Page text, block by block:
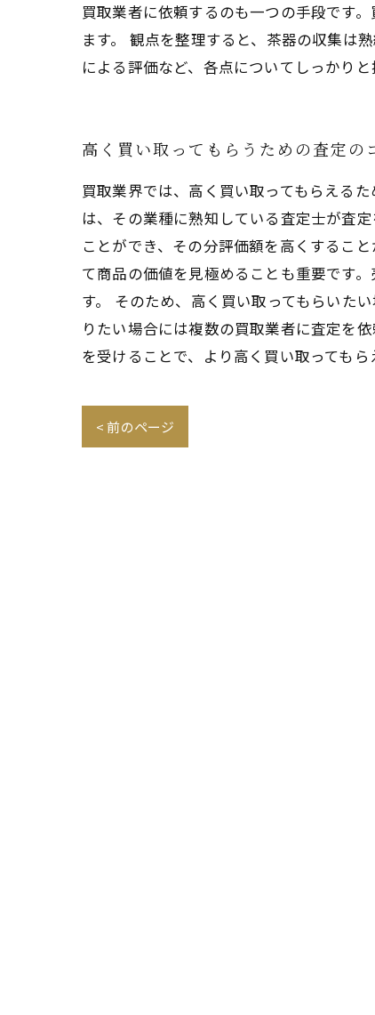
買取業者に依頼するのも一つの手段です
ます。 観点を整理すると、茶器の収集は
による評価など、各点についてしっかり
高く買い取ってもらうための査定の
買取業界では、高く買い取ってもらえる
は、その業種に熟知している査定士が査
ことができ、その分評価額を高くするこ
て商品の価値を見極めることも重要です
す。 そのため、高く買い取ってもらいた
りたい場合には複数の買取業者に査定を
を受けることで、より高く買い取ってもら
< 前のページ